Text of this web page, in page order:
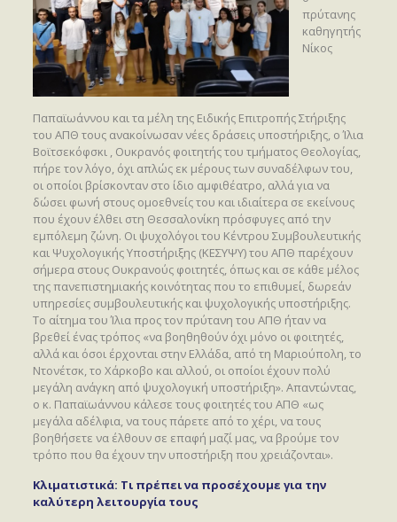
πρύτανης
καθηγητής
Νίκος
Παπαϊωάννου και τα μέλη της Ειδικής Επιτροπής Στήριξης
του ΑΠΘ τους ανακοίνωσαν νέες δράσεις υποστήριξης, ο Ίλια
Βοϊτσεκόφσκι , Ουκρανός φοιτητής του τμήματος Θεολογίας,
πήρε τον λόγο, όχι απλώς εκ μέρους των συναδέλφων του,
οι οποίοι βρίσκονταν στο ίδιο αμφιθέατρο, αλλά για να
δώσει φωνή στους ομοεθνείς του και ιδιαίτερα σε εκείνους
που έχουν έλθει στη Θεσσαλονίκη πρόσφυγες από την
εμπόλεμη ζώνη. Οι ψυχολόγοι του Κέντρου Συμβουλευτικής
και Ψυχολογικής Υποστήριξης (ΚΕΣΥΨΥ) του ΑΠΘ παρέχουν
σήμερα στους Ουκρανούς φοιτητές, όπως και σε κάθε μέλος
της πανεπιστημιακής κοινότητας που το επιθυμεί, δωρεάν
υπηρεσίες συμβουλευτικής και ψυχολογικής υποστήριξης.
Το αίτημα του Ίλια προς τον πρύτανη του ΑΠΘ ήταν να
βρεθεί ένας τρόπος «να βοηθηθούν όχι μόνο οι φοιτητές,
αλλά και όσοι έρχονται στην Ελλάδα, από τη Μαριούπολη, το
Ντονέτσκ, το Χάρκοβο και αλλού, οι οποίοι έχουν πολύ
μεγάλη ανάγκη από ψυχολογική υποστήριξη». Απαντώντας,
ο κ. Παπαϊωάννου κάλεσε τους φοιτητές του ΑΠΘ «ως
μεγάλα αδέλφια, να τους πάρετε από το χέρι, να τους
βοηθήσετε να έλθουν σε επαφή μαζί μας, να βρούμε τον
τρόπο που θα έχουν την υποστήριξη που χρειάζονται».
Κλιματιστικά: Τι πρέπει να προσέχουμε για την
καλύτερη λειτουργία τους